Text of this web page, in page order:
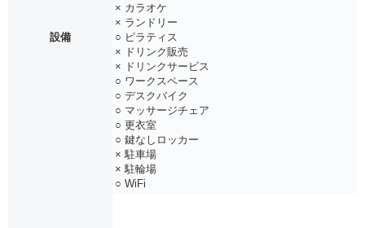
設備
× カラオケ
× ランドリー
○ ピラティス
× ドリンク販売
× ドリンクサービス
○ ワークスペース
○ デスクバイク
○ マッサージチェア
○ 更衣室
○ 鍵なしロッカー
× 駐車場
× 駐輪場
○ WiFi